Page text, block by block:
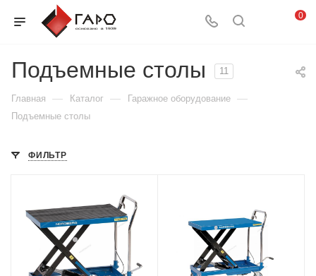
0
Подъемные столы 11
Главная — Каталог — Гаражное оборудование —
Подъемные столы
ФИЛЬТР